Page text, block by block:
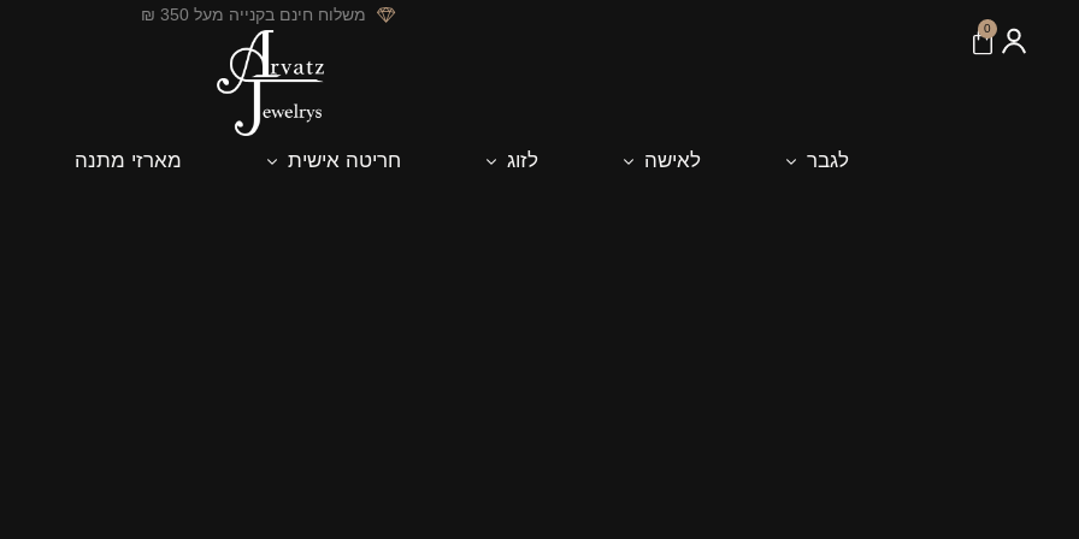
משלוח חינם בקנייה מעל 350 ₪
0
לגבר לאישה לזוג חריטה אישית מארזי מתנה